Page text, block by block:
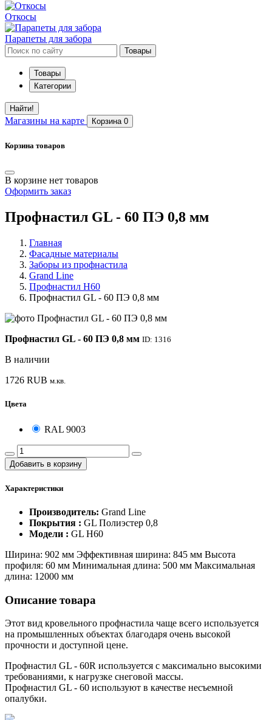
Откосы
Парапеты для забора
Товары
Товары
Категории
Найти!
Магазины на карте Корзина 0
Корзина товаров
В корзине нет товаров
Оформить заказ
Профнастил GL - 60 ПЭ 0,8 мм
Главная
Фасадные материалы
Заборы из профнастила
Grand Line
Профнастил Н60
Профнастил GL - 60 ПЭ 0,8 мм
Профнастил GL - 60 ПЭ 0,8 мм ID: 1316
В наличии
1726 RUB м.кв.
Цвета
RAL 9003
Добавить в корзину
Характеристики
Производитель: Grand Line
Покрытия : GL Полиэстер 0,8
Модели : GL H60
Ширина: 902 мм Эффективная ширина: 845 мм Высота
профиля: 60 мм Минимальная длина: 500 мм Максимальная
длина: 12000 мм
Описание товара
Этот вид кровельного профнастила чаще всего используется
на промышленных объектах благодаря очень высокой
прочности и доступной цене.
Профнастил GL - 60R используется с максимально высокими
требованиями, к нагрузке снеговой массы.
Профнастил GL - 60 используют в качестве несъемной
опалубки.